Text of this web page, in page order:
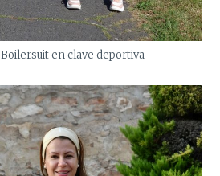
Boilersuit en clave deportiva